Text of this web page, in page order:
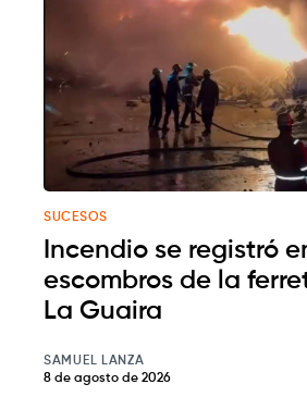
SUCESOS
Incendio se registró
escombros de la
La Guaira
SAMUEL LANZA
8 de agosto de 2026